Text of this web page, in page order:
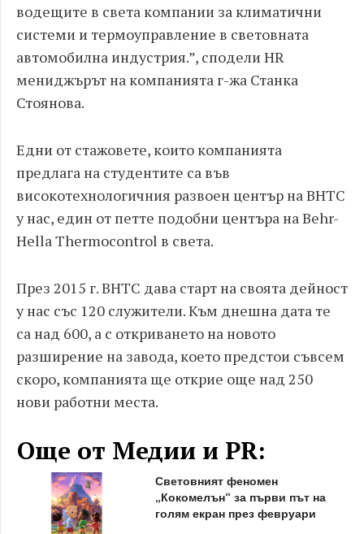
водещите в света компании за климатични
системи и термоуправление в световната
автомобилна индустрия.”, сподели HR
мениджърът на компанията г-жа Станка
Стоянова.
Едни от стажовете, които компанията
предлага на студентите са във
високотехнологичния развоен център на BHTC
у нас, един от петте подобни центъра на Behr-
Hella Thermocontrol в света.
През 2015 г. BHTC дава старт на своята дейност
у нас със 120 служители. Към днешна дата те
са над 600, а с откриването на новото
разширение на завода, което предстои съвсем
скоро, компанията ще открие още над 250
нови работни места.
Още от Медии и PR:
Световният феномен
„Кокомелън“ за първи път на
голям екран през февруари